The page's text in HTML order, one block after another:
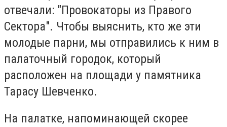
отвечали: "Провокаторы из Правого
Сектора". Чтобы выяснить, кто же эти
молодые парни, мы отправились к ним в
палаточный городок, который
расположен на площади у памятника
Тарасу Шевченко.
На палатке, напоминающей скорее